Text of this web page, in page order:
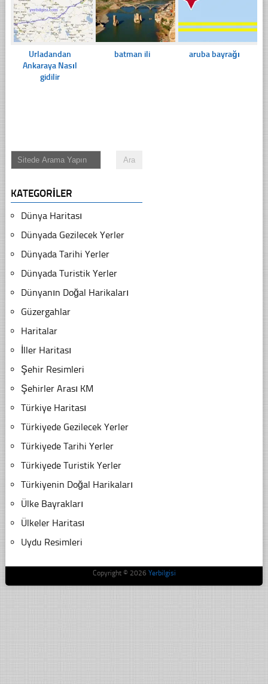
Urladandan
Ankaraya Nasıl
gidilir
batman ili aruba bayrağı
KATEGORILER
Dünya Haritası
Dünyada Gezilecek Yerler
Dünyada Tarihi Yerler
Dünyada Turistik Yerler
Dünyanın Doğal Harikaları
Güzergahlar
Haritalar
İller Haritası
Şehir Resimleri
Şehirler Arası KM
Türkiye Haritası
Türkiyede Gezilecek Yerler
Türkiyede Tarihi Yerler
Türkiyede Turistik Yerler
Türkiyenin Doğal Harikaları
Ülke Bayrakları
Ülkeler Haritası
Uydu Resimleri
Copyright © 2026 Yerbilgisi